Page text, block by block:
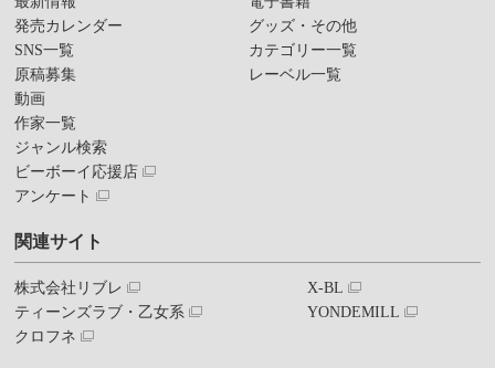
発売カレンダー
SNS一覧
原稿募集
動画
作家一覧
ジャンル検索
ビーボーイ応援店
アンケート
グッズ・その他
カテゴリー一覧
レーベル一覧
関連サイト
株式会社リブレ
ティーンズラブ・乙女系
クロフネ
X-BL
YONDEMILL